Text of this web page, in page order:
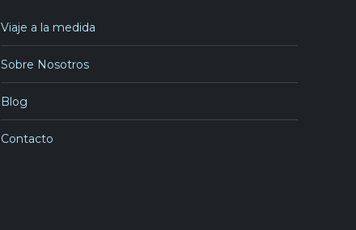
Viaje a la medida
Sobre Nosotros
Blog
Contacto